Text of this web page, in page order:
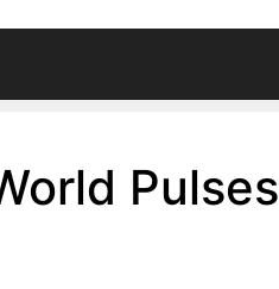
Pulses